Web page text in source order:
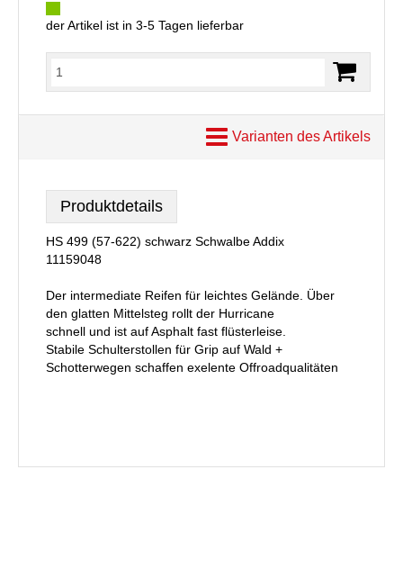
der Artikel ist in 3-5 Tagen lieferbar
Varianten des Artikels
Produktdetails
HS 499 (57-622) schwarz Schwalbe Addix
11159048
Der intermediate Reifen für leichtes Gelände. Über
den glatten Mittelsteg rollt der Hurricane
schnell und ist auf Asphalt fast flüsterleise.
Stabile Schulterstollen für Grip auf Wald +
Schotterwegen schaffen exelente Offroadqualitäten